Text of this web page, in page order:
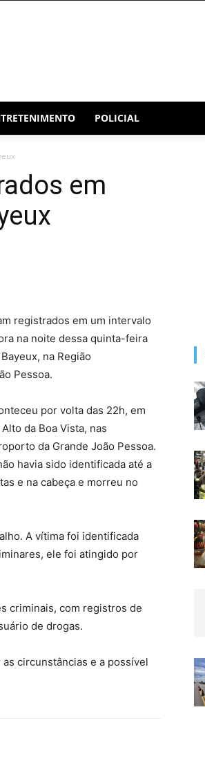
POLICIAL
em
registrados em um intervalo
na noite dessa quinta-feira
na Região
Pessoa.
por volta das 22h, em
da Boa Vista, nas
da Grande João Pessoa.
havia sido identificada até a
e na cabeça e morreu no
A vítima foi identificada
ele foi atingido por
criminais, com registros de
de drogas.
circunstâncias e a possível